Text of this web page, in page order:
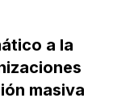
a la
masiva